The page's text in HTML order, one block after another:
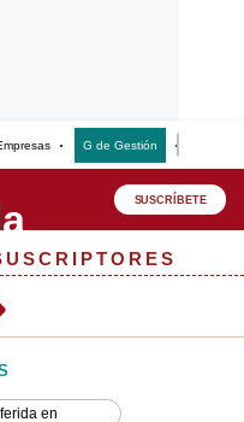
G de Gestión
SUSCRÍBETE
en